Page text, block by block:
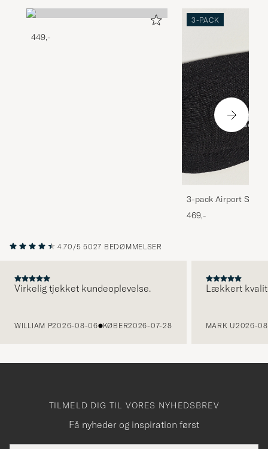
449,-
3-PACK
3-pack Airport
Melange
469,-
4.70/5 5027 BEDØMMELSER
Virkelig tjekket kundeoplevelse.
WILLIAM P2026-08-06 KØBER2026-07-28
Lækkert
MARK U2026-
TILMELD DIG TIL VORES NYHEDSBREV
Få nyheder og inspiration først